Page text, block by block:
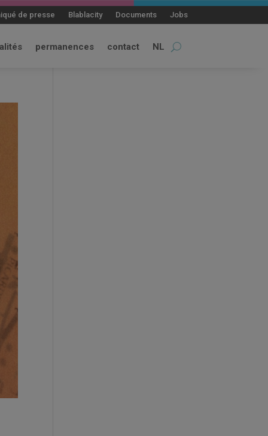
de presse Blablacity Documents Jobs
permanences contact NL